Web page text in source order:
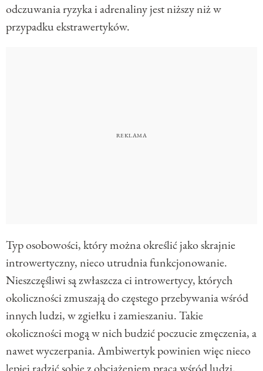
odczuwania ryzyka i adrenaliny jest niższy niż w
przypadku ekstrawertyków.
Typ osobowości, który można określić jako skrajnie
introwertyczny, nieco utrudnia funkcjonowanie.
Nieszczęśliwi są zwłaszcza ci introwertycy, których
okoliczności zmuszają do częstego przebywania wśród
innych ludzi, w zgiełku i zamieszaniu. Takie
okoliczności mogą w nich budzić poczucie zmęczenia, a
nawet wyczerpania. Ambiwertyk powinien więc nieco